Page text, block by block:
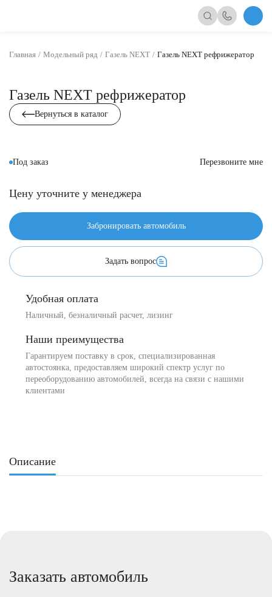
Главная Модельный ряд Газель NEXT Газель NEXT рефрижератор
Газель NEXT рефрижератор
Вернуться в каталог
Под заказ Перезвоните мне
Цену уточните у менеджера
Забронировать автомобиль
Задать вопрос
Удобная оплата
Наличный, безналичный расчет, лизинг
Наши преимущества
Гарантируем поставку в срок, специализированная
автостоянка, предоставляем широкий спектр услуг по
переоборудованию автомобилей, всегда на связи с нашими
клиентами
Описание
Заказать автомобиль